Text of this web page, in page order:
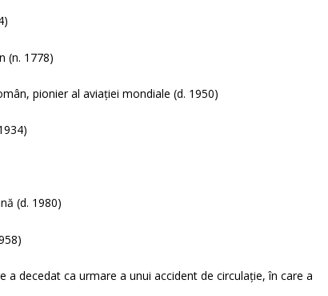
(n. 1778)
pionier al aviației mondiale (d. 1950)
(d. 1980)
decedat ca urmare a unui accident de circulație, în care a